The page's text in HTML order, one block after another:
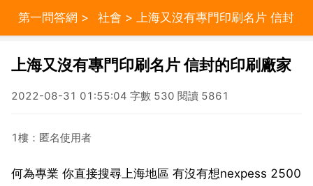
第一問答網 > 社會 > 上海又沒有專門印刷名片 信封
上海又沒有專門印刷名片 信封的印刷廠家
2022-08-31 01:55:04 字數 530 閱讀 5861
1樓：匿名使用者
何為專業 你直接搜尋上海地區 有沒有想nexpess 2500